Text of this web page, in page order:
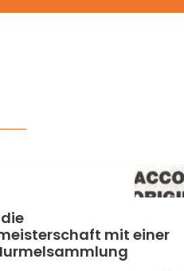
mit einer